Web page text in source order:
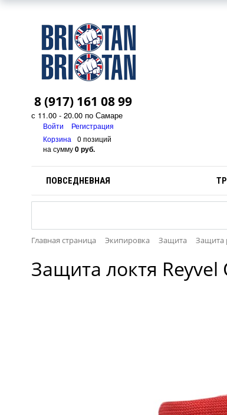
8 (917) 161 08 99
с 11.00 - 20.00 по Самаре
Войти
Регистрация
Корзина
0 позиций
на сумму0 руб.
ПОВСЕДНЕВНАЯ
Главная страница Экипировка Защита Защита
Защита локтя